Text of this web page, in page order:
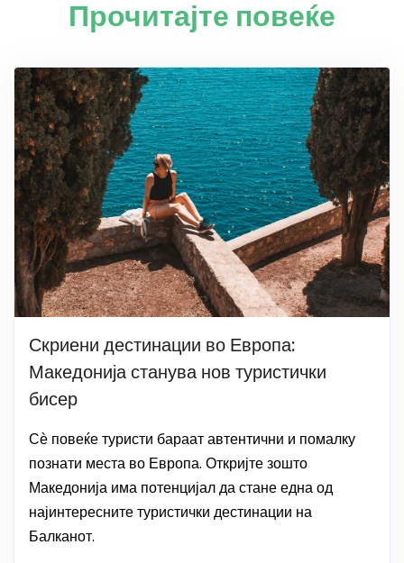
Прочитајте повеќе
Скриени дестинации во Европа:
Македонија станува нов туристички
бисер
Сѐ повеќе туристи бараат автентични и помалку
познати места во Европа. Откријте зошто
Македонија има потенцијал да стане една од
најинтересните туристички дестинации на
Балканот.